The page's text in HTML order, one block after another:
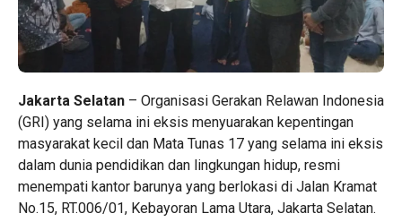
Jakarta Selatan – Organisasi Gerakan Relawan Indonesia
(GRI) yang selama ini eksis menyuarakan kepentingan
masyarakat kecil dan Mata Tunas 17 yang selama ini eksis
dalam dunia pendidikan dan lingkungan hidup, resmi
menempati kantor barunya yang berlokasi di Jalan Kramat
No.15, RT.006/01, Kebayoran Lama Utara, Jakarta Selatan.